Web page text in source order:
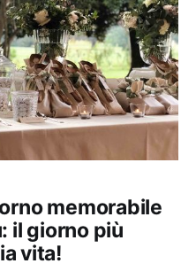
memorabile
il giorno più
vita!